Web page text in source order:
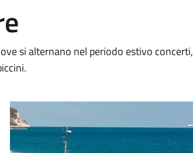
si alternano nel periodo estivo concerti,